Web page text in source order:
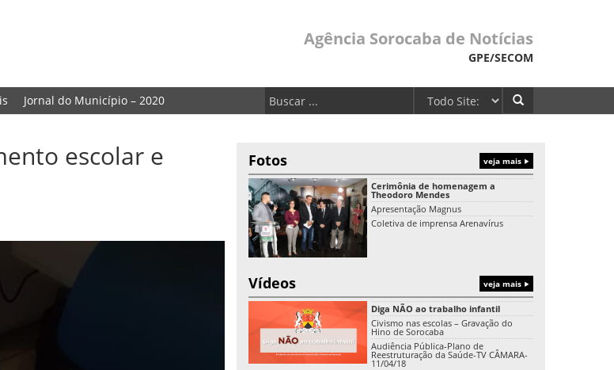
Agência Sorocaba de Notícias
GPE/SECOM
Jornal do Município – 2020
escolar e
Fotos veja mais
Cerimônia de homenagem a
Theodoro Mendes
Apresentação Magnus
Coletiva de imprensa Arenavírus
Vídeos veja mais
Diga NÃO ao trabalho infantil
Civismo nas escolas – Gravação do
Hino de Sorocaba
Audiência Pública-Plano de
Reestruturação da Saúde-TV CÂMARA-
11/04/18